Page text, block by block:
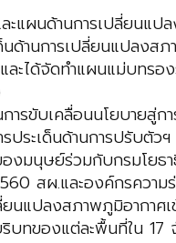
ะแผนด้านการเปลี่ยนแ
นด้านการเปลี่ยนแปลง
ะได้จัดทำแผนแม่บทร
การขับเคลื่อนนโยบาย
ระเด็นด้านการปรับตัว
งมนุษย์ร่วมกับกรมโยธา
สผ.และองค์กรความ
ยนแปลงสภาพภูมิอากา
บทของแต่ละพื้นที่ใน